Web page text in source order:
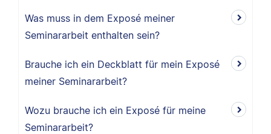
Was muss in dem Exposé meiner
Seminararbeit enthalten sein?
Brauche ich ein Deckblatt für mein Exposé
meiner Seminararbeit?
Wozu brauche ich ein Exposé für meine
Seminararbeit?